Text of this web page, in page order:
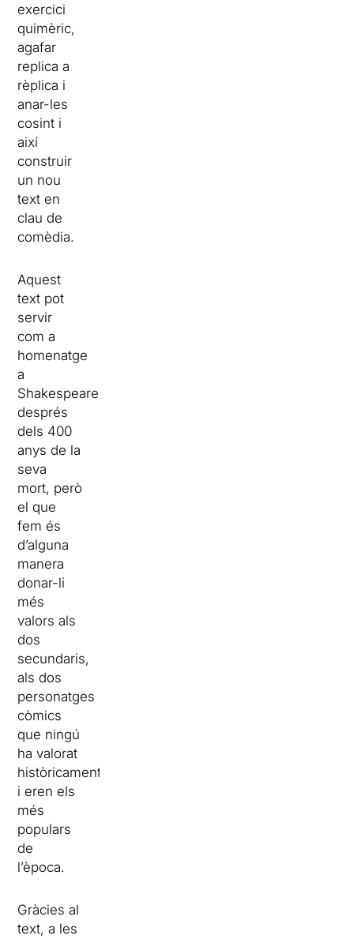
exercici
quimèric,
agafar
replica a
rèplica i
anar-les
cosint i
així
construir
un nou
text en
clau de
comèdia.
Aquest
text pot
servir
com a
homenatge
a
Shakespeare
després
dels 400
anys de la
seva
mort, però
el que
fem és
d’alguna
manera
donar-li
més
valors als
dos
secundaris,
als dos
personatges
còmics
que ningú
ha valorat
històricament
i eren els
més
populars
de
l’època.
Gràcies al
text, a les